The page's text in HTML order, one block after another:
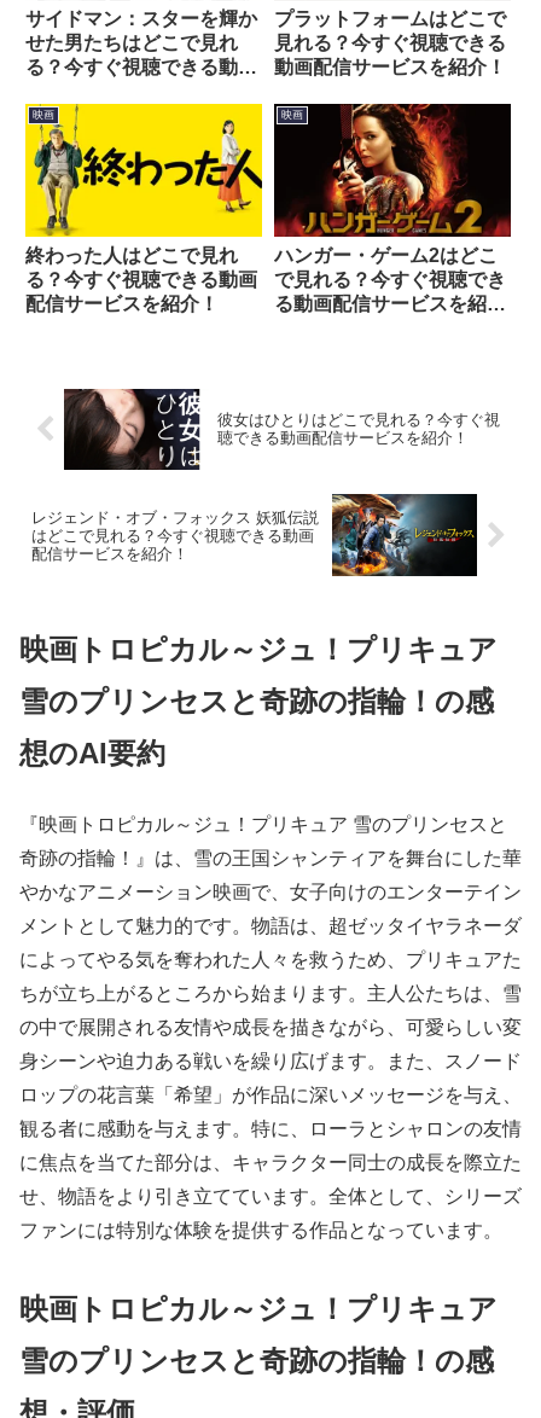
サイドマン：スターを輝か
せた男たちはどこで見れ
る？今すぐ視聴できる動画
プラットフォームはどこで
見れる？今すぐ視聴できる
動画配信サービスを紹介！
映画
終わった人はどこで見れ
る？今すぐ視聴できる動画
配信サービスを紹介！
映画
ハンガー・ゲーム2はどこ
で見れる？今すぐ視聴でき
る動画配信サービスを紹
彼女はひとりはどこで見れる？今すぐ視
聴できる動画配信サービスを紹介！
レジェンド・オブ・フォックス 妖狐伝説
はどこで見れる？今すぐ視聴できる動画
配信サービスを紹介！
映画トロピカル～ジュ！プリキュア
雪のプリンセスと奇跡の指輪！の感
想のAI要約
『映画トロピカル～ジュ！プリキュア 雪のプリンセスと
奇跡の指輪！』は、雪の王国シャンティアを舞台にした華
やかなアニメーション映画で、女子向けのエンターテイン
メントとして魅力的です。物語は、超ゼッタイヤラネーダ
によってやる気を奪われた人々を救うため、プリキュアた
ちが立ち上がるところから始まります。主人公たちは、雪
の中で展開される友情や成長を描きながら、可愛らしい変
身シーンや迫力ある戦いを繰り広げます。また、スノード
ロップの花言葉「希望」が作品に深いメッセージを与え、
観る者に感動を与えます。特に、ローラとシャロンの友情
に焦点を当てた部分は、キャラクター同士の成長を際立た
せ、物語をより引き立てています。全体として、シリーズ
ファンには特別な体験を提供する作品となっています。
映画トロピカル～ジュ！プリキュア
雪のプリンセスと奇跡の指輪！の感